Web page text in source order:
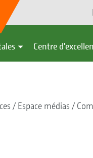
Centre
Espace médias